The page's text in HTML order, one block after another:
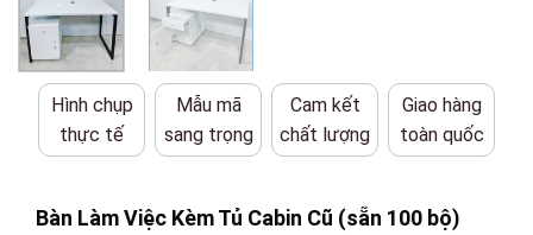
Hình chụp
thực tế
Mẫu mã
sang trọng
Cam kết
chất lượng
Giao hàng
toàn quốc
Bàn Làm Việc Kèm Tủ Cabin Cũ (sẵn 100 bộ)